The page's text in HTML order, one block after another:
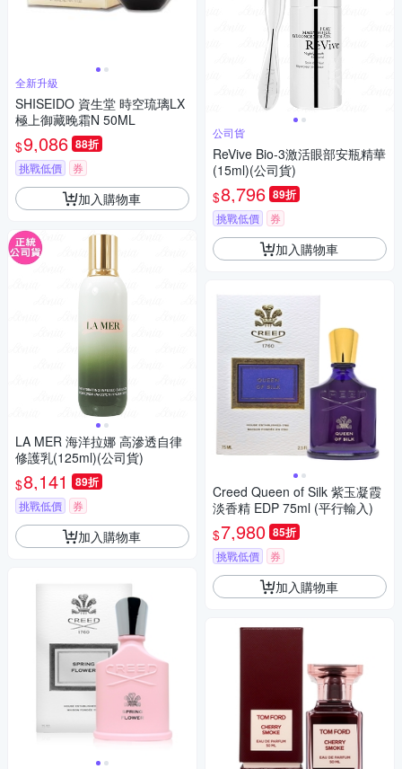
全新升級
SHISEIDO 資生堂 時空琉璃LX
極上御藏晚霜N 50ML
$9,086 88折
挑戰低價 券
加入購物車
LA MER 海洋拉娜 高滲透自律
修護乳(125ml)(公司貨)
$8,141 89折
挑戰低價 券
加入購物車
公司貨
ReVive Bio-3激活眼部安瓶精華
(15ml)(公司貨)
$8,796 89折
挑戰低價 券
加入購物車
Creed Queen of Silk 紫玉凝霞
淡香精 EDP 75ml (平行輸入)
$7,980 85折
挑戰低價 券
加入購物車